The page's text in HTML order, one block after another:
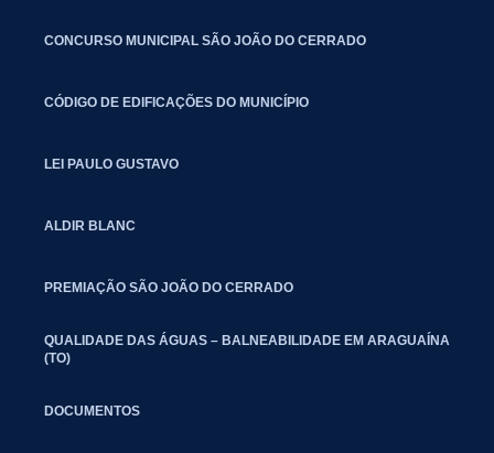
CONCURSO MUNICIPAL SÃO JOÃO DO CERRADO
CÓDIGO DE EDIFICAÇÕES DO MUNICÍPIO
LEI PAULO GUSTAVO
ALDIR BLANC
PREMIAÇÃO SÃO JOÃO DO CERRADO
QUALIDADE DAS ÁGUAS – BALNEABILIDADE EM ARAGUAÍNA
(TO)
DOCUMENTOS